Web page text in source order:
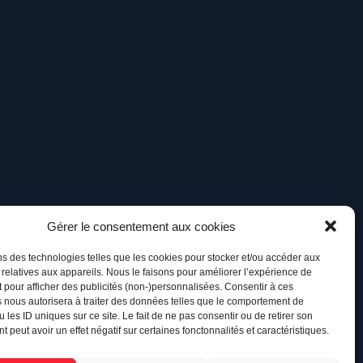
Gérer le consentement aux cookies
des technologies telles que les cookies pour stocker et/ou accéder aux
aux appareils. Nous le faisons pour améliorer l’expérience de
pour afficher des publicités (non-)personnalisées. Consentir à ces
nous autorisera à traiter des données telles que le comportement de
les ID uniques sur ce site. Le fait de ne pas consentir ou de retirer son
peut avoir un effet négatif sur certaines fonctonnalités et caractéristiques.